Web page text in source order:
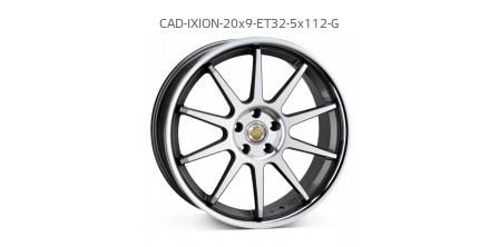
CAD-IXION-20x9-ET32-5x112-G